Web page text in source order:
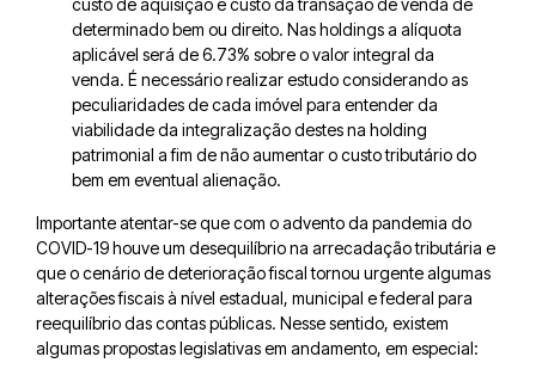
custo de aquisição e custo da transação de venda de
determinado bem ou direito. Nas holdings a alíquota
aplicável será de 6.73% sobre o valor integral da
venda. É necessário realizar estudo considerando as
peculiaridades de cada imóvel para entender da
viabilidade da integralização destes na holding
patrimonial a fim de não aumentar o custo tributário do
bem em eventual alienação.
Importante atentar-se que com o advento da pandemia do
COVID-19 houve um desequilíbrio na arrecadação tributária e
que o cenário de deterioração fiscal tornou urgente algumas
alterações fiscais à nível estadual, municipal e federal para
reequilíbrio das contas públicas. Nesse sentido, existem
algumas propostas legislativas em andamento, em especial: